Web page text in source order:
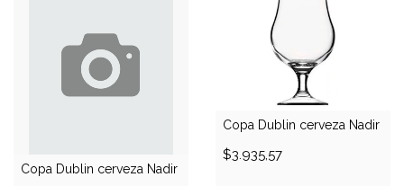
Copa Dublin cerveza Nadir
Copa Dublin cerveza Nadir
$3.935,57